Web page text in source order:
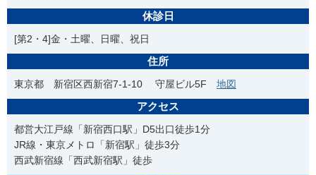
休診日
[第2・4]金・土曜、日曜、祝日
住所
東京都 新宿区西新宿7-1-10 守屋ビル5F 地図
アクセス
都営大江戸線「新宿西口駅」D5出口徒歩1分
JR線・東京メトロ「新宿駅」徒歩3分
西武新宿線「西武新宿駅」徒歩